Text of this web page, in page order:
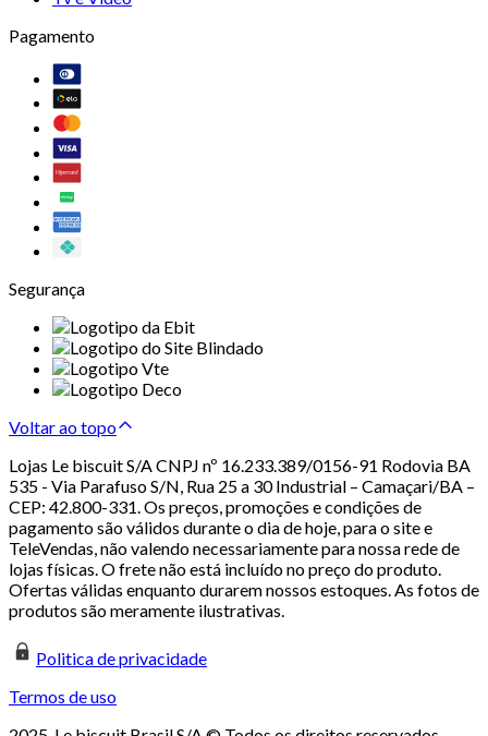
Pagamento
Segurança
Voltar ao topo
Lojas Le biscuit S/A CNPJ nº 16.233.389/0156-91 Rodovia BA
535 - Via Parafuso S/N, Rua 25 a 30 Industrial – Camaçari/BA –
CEP: 42.800-331. Os preços, promoções e condições de
pagamento são válidos durante o dia de hoje, para o site e
TeleVendas, não valendo necessariamente para nossa rede de
lojas físicas. O frete não está incluído no preço do produto.
Ofertas válidas enquanto durarem nossos estoques. As fotos de
produtos são meramente ilustrativas.
Politica de privacidade
Termos de uso